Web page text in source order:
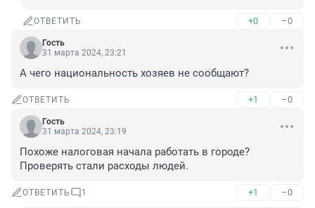
ОТВЕТИТЬ +0 –0
Гость
31 марта 2024, 23:21
А чего национальность хозяев не сообщают?
ОТВЕТИТЬ +1 –0
Гость
31 марта 2024, 23:19
Похоже налоговая начала работать в городе?
Проверять стали расходы людей.
ОТВЕТИТЬ 1 +1 –0